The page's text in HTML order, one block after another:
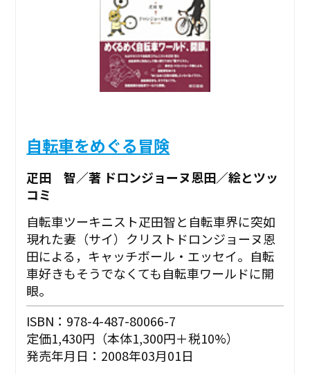
自転車をめぐる冒険
疋田 智／著 ドロンジョーヌ恩田／絵とツッ
コミ
自転車ツーキニスト疋田智と自転車界に突如
現れた妻（サイ）クリストドロンジョーヌ恩
田による，キャッチボール・エッセイ。自転
車好きもそうでなくても自転車ワールドに開
眼。
ISBN：978-4-487-80066-7
定価1,430円（本体1,300円＋税10%）
発売年月日：2008年03月01日